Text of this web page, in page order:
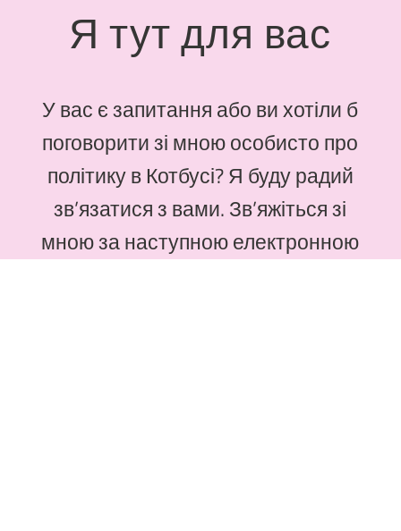
Я тут для вас
У вас є запитання або ви хотіли б
поговорити зі мною особисто про
політику в Котбусі? Я буду радий
зв’язатися з вами. Зв’яжіться зі
мною за наступною електронною